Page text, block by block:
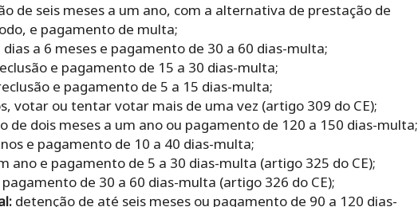
de seis meses a um ano, com a alternativa de prestação de
e pagamento de multa;
a 6 meses e pagamento de 30 a 60 dias-multa;
e pagamento de 15 a 30 dias-multa;
e pagamento de 5 a 15 dias-multa;
votar ou tentar votar mais de uma vez (artigo 309 do CE);
de dois meses a um ano ou pagamento de 120 a 150 dias-multa;
e pagamento de 10 a 40 dias-multa;
ano e pagamento de 5 a 30 dias-multa (artigo 325 do CE);
de 30 a 60 dias-multa (artigo 326 do CE);
detenção de até seis meses ou pagamento de 90 a 120 dias-